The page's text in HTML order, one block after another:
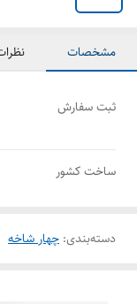
مشخصات
ثبت سفارش
ساخت کشور
دسته‌بندی: چهار شاخه